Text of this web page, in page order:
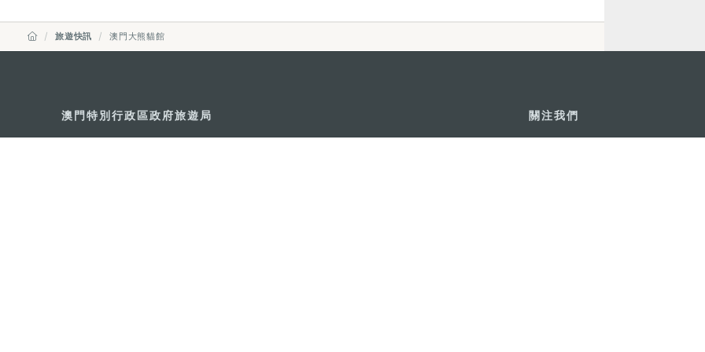
旅遊快訊 澳門大熊貓館
澳門特別行政區政府旅遊局 關注我們